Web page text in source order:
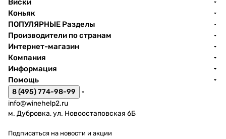
Виски
Коньяк
ПОПУЛЯРНЫЕ Разделы
Производители по странам
Интернет-магазин
Компания
Информация
Помощь
8 (495) 774-98-99
info@winehelp2.ru
м. Дубровка, ул. Новоостаповская 6Б
Подписаться на новости и акции